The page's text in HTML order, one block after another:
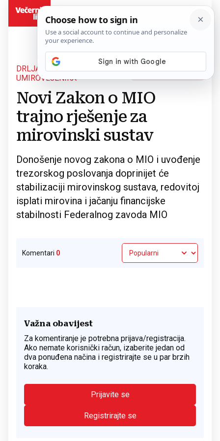
DRLJAČA S PREDSTAVNICIMA
UMIROVLJENIKA
Povratak na članak
Novi Zakon o MIO
trajno rješenje za
mirovinski sustav
Donošenje novog zakona o MIO i uvođenje
trezorskog poslovanja doprinijet će
stabilizaciji mirovinskog sustava, redovitoj
isplati mirovina i jačanju financijske
stabilnosti Federalnog zavoda MIO
Komentari 0
Važna obavijest
Za komentiranje je potrebna prijava/registracija.
Ako nemate korisnički račun, izaberite jedan od
dva ponuđena načina i registrirajte se u par brzih
koraka.
Prijavite se
Registrirajte se